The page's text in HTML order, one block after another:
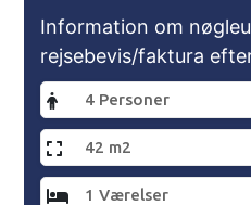
Information om
rejsebevis/faktura
4 Personer
42 m2
1 Værelser